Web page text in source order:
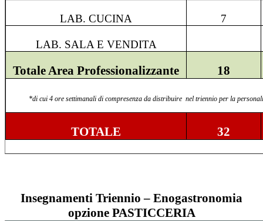
LAB. CUCINA 7
LAB. SALA E VENDITA
Totale Area Professionalizzante 18
*di cui 4 ore settimanali di compresenza da distribuire nel triennio per la
TOTALE 32
Insegnamenti Triennio – Enogastronomia
opzione PASTICCERIA